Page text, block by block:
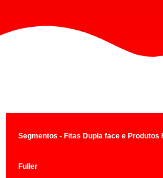
Segmentos - Fitas Dupla face e Produtos
Fuller